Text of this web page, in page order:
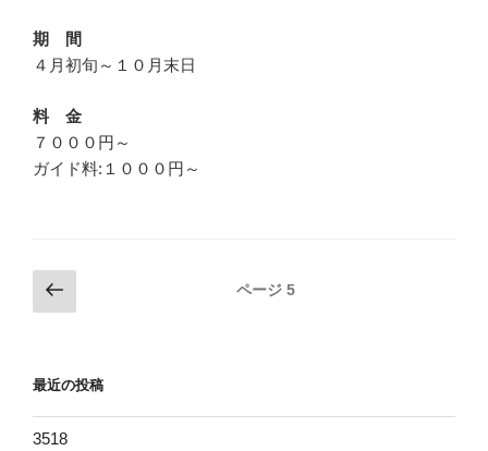
期 間
４月初旬～１０月末日
料 金
７０００円～
ガイド料:１０００円～
投
稿
ビ
ー
の
ジ
ページ 5
最近の投稿
3518